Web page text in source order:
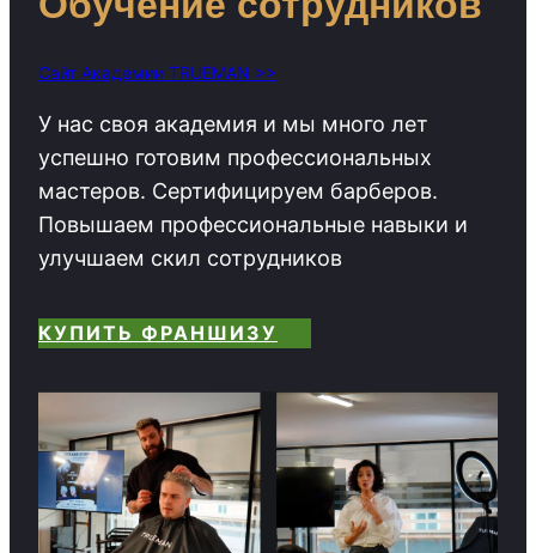
Сайт Академии TRUEMAN >>
У нас своя академия и мы много лет
успешно готовим профессиональных
мастеров. Сертифицируем барберов.
Повышаем профессиональные навыки и
улучшаем скил сотрудников
КУПИТЬ ФРАНШИЗУ